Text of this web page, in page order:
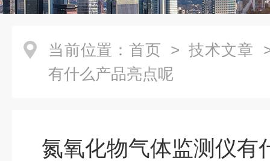
当前位置： 首页 > 技术文章
有什么产品亮点呢
氮氧化物气体监测仪有